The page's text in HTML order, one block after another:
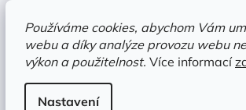
Používáme cookies, abychom Vám
webu a díky analýze provozu webu
výkon a použitelnost. Více informací
Nastavení
Novinky Trvalky a bestsellery
knihy